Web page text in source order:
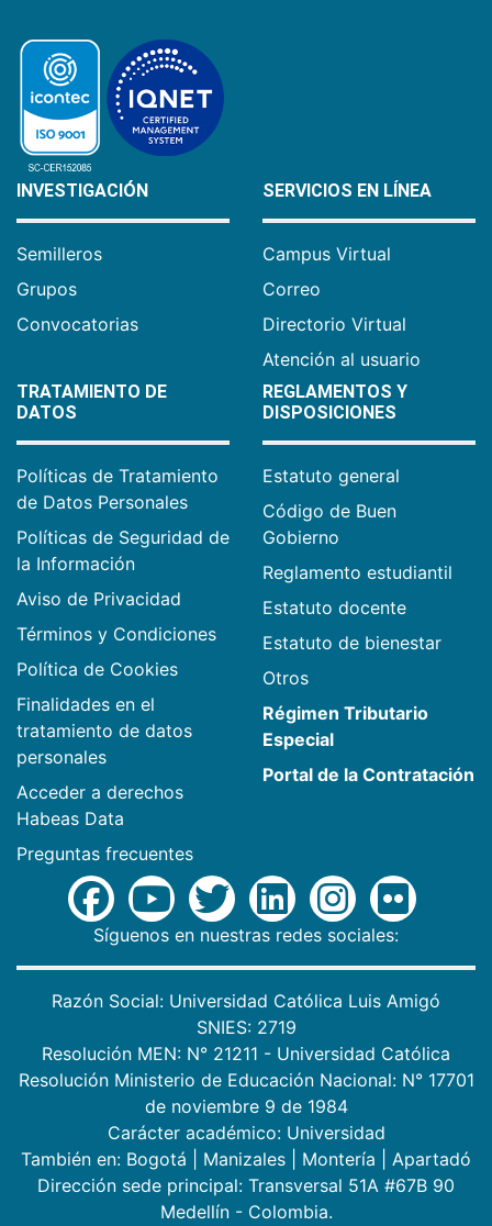
INVESTIGACIÓN
Semilleros
Grupos
Convocatorias
SERVICIOS EN LÍNEA
Campus Virtual
Correo
Directorio Virtual
Atención al usuario
TRATAMIENTO DE
DATOS
Políticas de Tratamiento
de Datos Personales
Políticas de Seguridad de
la Información
Aviso de Privacidad
Términos y Condiciones
Política de Cookies
Finalidades en el
tratamiento de datos
personales
Acceder a derechos
Habeas Data
Preguntas frecuentes
REGLAMENTOS Y
DISPOSICIONES
Estatuto general
Código de Buen
Gobierno
Reglamento estudiantil
Estatuto docente
Estatuto de bienestar
Otros
Régimen Tributario
Especial
Portal de la Contratación
Síguenos en nuestras redes sociales:
Razón Social: Universidad Católica Luis Amigó
SNIES: 2719
Resolución MEN: N° 21211 - Universidad Católica
Resolución Ministerio de Educación Nacional: N° 17701
de noviembre 9 de 1984
Carácter académico: Universidad
También en: Bogotá Manizales Montería
Apartadó
Dirección sede principal: Transversal 51A #67B 90
Medellín - Colombia.